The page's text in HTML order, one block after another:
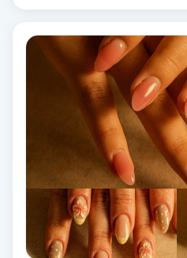
Face framing
Faceliftmassage
Fettreducering
Fibromassage